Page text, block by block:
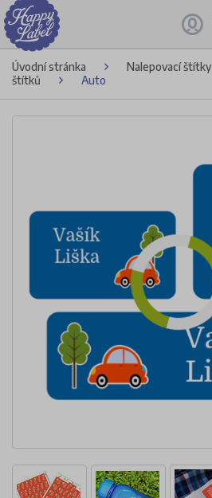
Úvodní stránka Nalepovací štítky
štítků
Auto